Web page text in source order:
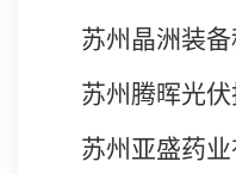
苏州晶洲装
苏州腾晖光
苏州亚盛药业